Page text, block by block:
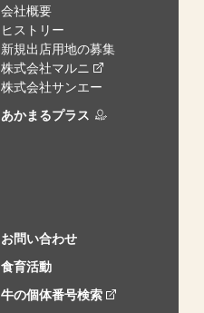
会社概要
ヒストリー
新規出店用地の募集
株式会社マルニ
株式会社サンエー
あかまるプラス
お問い合わせ
食育活動
牛の個体番号検索